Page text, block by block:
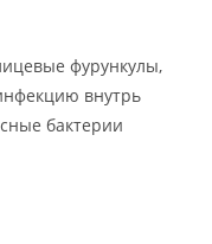
фурункулы,
внутрь
бактерии